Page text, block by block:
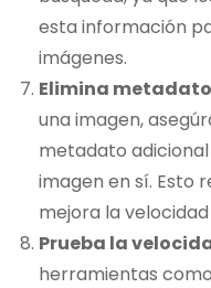
esta información
imágenes.
Elimina
una imagen,
metadato
imagen en sí. Esto
mejora la
Prueba la
herramientas